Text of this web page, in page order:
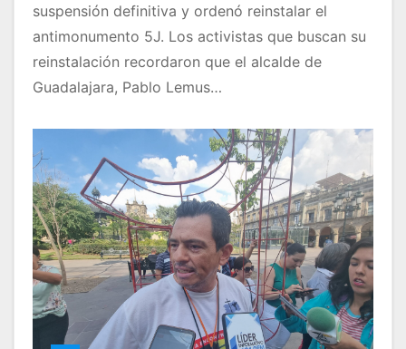
suspensión definitiva y ordenó reinstalar el
antimonumento 5J. Los activistas que buscan su
reinstalación recordaron que el alcalde de
Guadalajara, Pablo Lemus…